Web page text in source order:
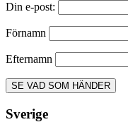
Din e-post:
Förnamn
Efternamn
Sverige